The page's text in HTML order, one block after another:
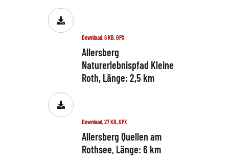
Download, 6 KB, GPX
Allersberg
Naturerlebnispfad Kleine
Roth, Länge: 2,5 km
Download, 27 KB, GPX
Allersberg Quellen am
Rothsee, Länge: 6 km